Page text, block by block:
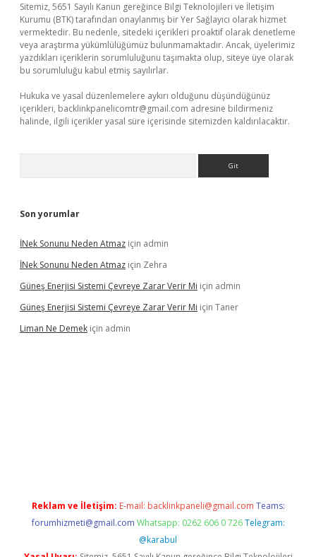
Sitemiz, 5651 Sayılı Kanun gereğince Bilgi Teknolojileri ve İletişim
Kurumu (BTK) tarafından onaylanmış bir Yer Sağlayıcı olarak hizmet
vermektedir. Bu nedenle, sitedeki içerikleri proaktif olarak denetleme
veya araştırma yükümlülüğümüz bulunmamaktadır. Ancak, üyelerimiz
yazdıkları içeriklerin sorumluluğunu taşımakta olup, siteye üye olarak
bu sorumluluğu kabul etmiş sayılırlar.
Hukuka ve yasal düzenlemelere aykırı olduğunu düşündüğünüz
içerikleri, backlinkpanelicomtr@gmail.com adresine bildirmeniz
halinde, ilgili içerikler yasal süre içerisinde sitemizden kaldırılacaktır.
Son yorumlar
İNek Sonunu Neden Atmaz için admin
İNek Sonunu Neden Atmaz için Zehra
Güneş Enerjisi Sistemi Çevreye Zarar Verir Mi için admin
Güneş Enerjisi Sistemi Çevreye Zarar Verir Mi için Taner
Liman Ne Demek için admin
Reklam ve İletişim: E-mail: backlinkpaneli@gmail.com Teams:
forumhizmeti@gmail.com Whatsapp: 0262 606 0 726 Telegram:
@karabul